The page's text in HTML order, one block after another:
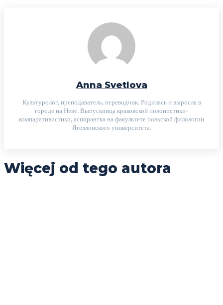
Anna Svetlova
Культуролог, преподаватель, переводчик. Родилась и выросла в
городе на Неве. Выпускница краковской полонистики-
компаративистики, аспирантка на факультете польской филологии
Ягеллонского университета.
Więcej od tego autora